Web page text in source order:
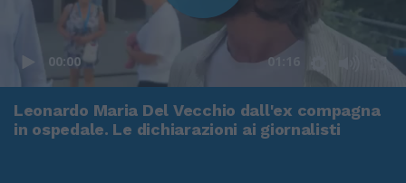
00:00 01:16
Leonardo Maria Del Vecchio dall'ex compagna
in ospedale. Le dichiarazioni ai giornalisti